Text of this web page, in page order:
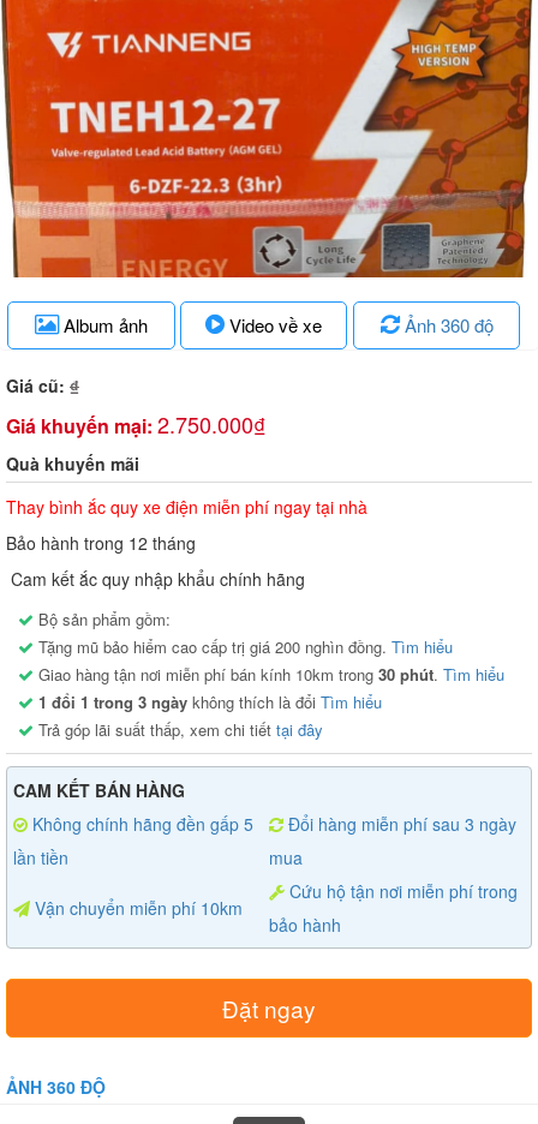
Album ảnh Video về xe Ảnh 360 độ
Giá cũ: ₫
Giá khuyến mại: 2.750.000₫
Quà khuyến mãi
Thay bình ắc quy xe điện miễn phí ngay tại nhà
Bảo hành trong 12 tháng
Cam kết ắc quy nhập khẩu chính hãng
Bộ sản phẩm gồm:
Tặng mũ bảo hiểm cao cấp trị giá 200 nghìn đồng. Tìm hiểu
Giao hàng tận nơi miễn phí bán kính 10km trong 30 phút. Tìm hiểu
1 đổi 1 trong 3 ngày không thích là đổi Tìm hiểu
Trả góp lãi suất thấp, xem chi tiết tại đây
CAM KẾT BÁN HÀNG
Không chính hãng đền gấp 5
lần tiền
Đổi hàng miễn phí sau 3 ngày
mua
Vận chuyển miễn phí 10km
Cứu hộ tận nơi miễn phí trong
bảo hành
Đặt ngay
ẢNH 360 ĐỘ